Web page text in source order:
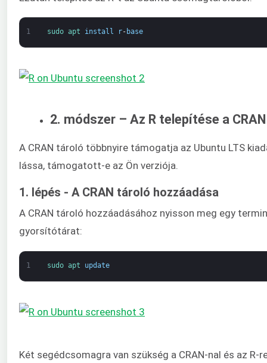
1 sudo apt install r- base
2. módszer – Az R telepítése a
A CRAN tároló többnyire támogatja az Ubuntu LTS
lássa, támogatott-e az Ön verziója.
1. lépés - A CRAN tároló hozzáadása
A CRAN tároló hozzáadásához nyisson meg egy
gyorsítótárat:
1 sudo apt update
Két segédcsomagra van szükség a CRAN-nal és az